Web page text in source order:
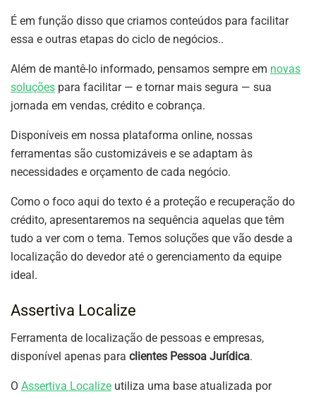
É em função disso que criamos conteúdos para facilitar
essa e outras etapas do ciclo de negócios..
Além de mantê-lo informado, pensamos sempre em novas
soluções para facilitar — e tornar mais segura — sua
jornada em vendas, crédito e cobrança.
Disponíveis em nossa plataforma online, nossas
ferramentas são customizáveis e se adaptam às
necessidades e orçamento de cada negócio.
Como o foco aqui do texto é a proteção e recuperação do
crédito, apresentaremos na sequência aquelas que têm
tudo a ver com o tema. Temos soluções que vão desde a
localização do devedor até o gerenciamento da equipe
ideal.
Assertiva Localize
Ferramenta de localização de pessoas e empresas,
disponível apenas para clientes Pessoa Jurídica.
O Assertiva Localize utiliza uma base atualizada por